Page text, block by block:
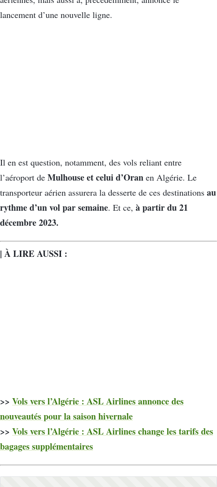
lancement d’une nouvelle ligne.
Il en est question, notamment, des vols reliant entre
l’aéroport de Mulhouse et celui d’Oran en Algérie. Le
transporteur aérien assurera la desserte de ces destinations au
rythme d’un vol par semaine. Et ce, à partir du 21
décembre 2023.
| À LIRE AUSSI :
>> Vols vers l’Algérie : ASL Airlines annonce des
nouveautés pour la saison hivernale
>> Vols vers l’Algérie : ASL Airlines change les tarifs des
bagages supplémentaires